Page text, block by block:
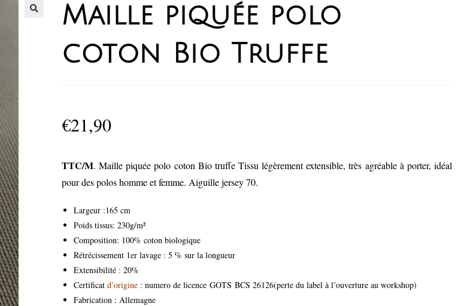
Maille piquée polo
coton Bio Truffe
€21,90
TTC/M. Maille piquée polo coton Bio truffe Tissu légèrement extensible, très agréable à porter, idéal
pour des polos homme et femme. Aiguille jersey 70.
Largeur :165 cm
Poids tissus: 230g/m²
Composition: 100% coton biologique
Rétrécissement 1er lavage : 5 % sur la longueur
Extensibilité : 20%
Certificat d’origine : numero de licence GOTS BCS 26126(perte du label à l’ouverture au workshop)
Fabrication : Allemagne